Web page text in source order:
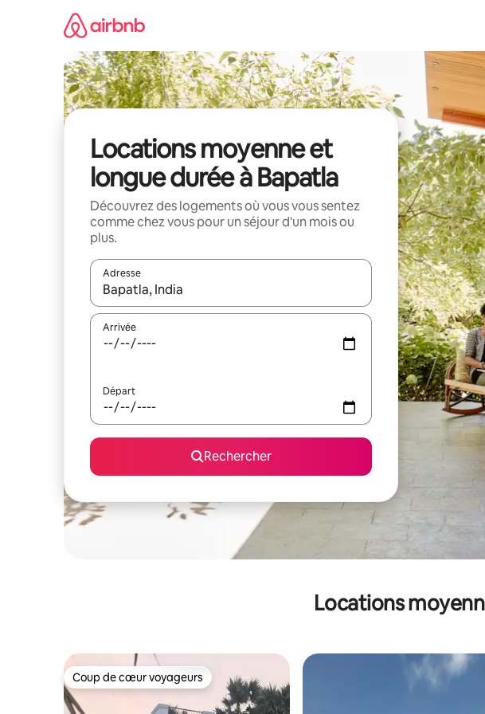
Locations moyenne et
longue durée à Bapatla
Découvrez des logements où vous vous sentez
comme chez vous pour un séjour d'un mois ou
plus.
Adresse
Lorsque les résultats s'affichent, utilisez les flèches vers le haut et vers le
Arrivée
Départ
Rechercher
Locations
Coup de cœur voyageurs
Coup de cœur voyageurs